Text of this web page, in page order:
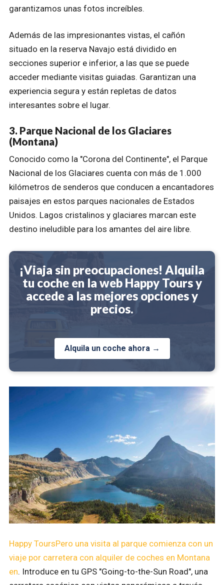
garantizamos unas fotos increíbles.
Además de las impresionantes vistas, el cañón
situado en la reserva Navajo está dividido en
secciones superior e inferior, a las que se puede
acceder mediante visitas guiadas. Garantizan una
experiencia segura y están repletas de datos
interesantes sobre el lugar.
3. Parque Nacional de los Glaciares
(Montana)
Conocido como la "Corona del Continente", el Parque
Nacional de los Glaciares cuenta con más de 1.000
kilómetros de senderos que conducen a encantadores
paisajes en estos parques nacionales de Estados
Unidos. Lagos cristalinos y glaciares marcan este
destino ineludible para los amantes del aire libre.
¡Viaja sin preocupaciones! Alquila
tu coche en la web Happy Tours y
accede a las mejores opciones y
precios.
Alquila un coche ahora →
Happy ToursPero una visita al parque comienza con un
viaje por carretera con alquiler de coches en Montana
en. Introduce en tu GPS "Going-to-the-Sun Road", una